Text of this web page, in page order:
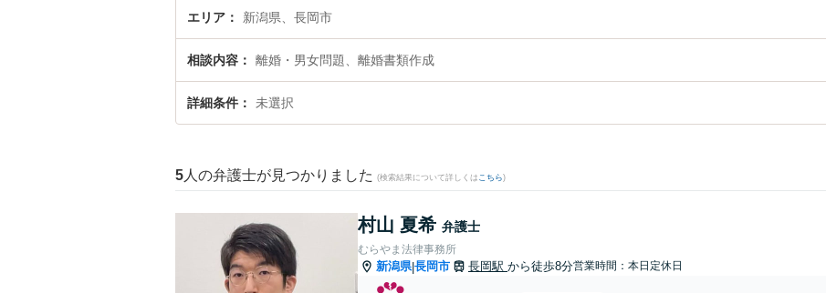
たい』などでお困りの相談者さんにおすすめです。
エリア 新潟県、長岡市
相談内容 離婚・男女問題、離婚書類作成
詳細条件 未選択
5 人の弁護士が見つかりました (検索結果について詳しくは こちら)
村山 夏希 弁護士
むらやま法律事務所
新潟県|長岡市 長岡駅 から徒歩8分営業時間：本日定休日